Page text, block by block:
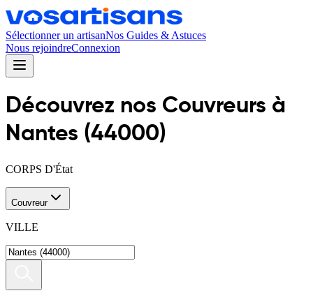
Sélectionner un artisanNos Guides & Astuces
Nous rejoindreConnexion
Découvrez nos Couvreurs à
Nantes (44000)
CORPS D'État
Couvreur
VILLE